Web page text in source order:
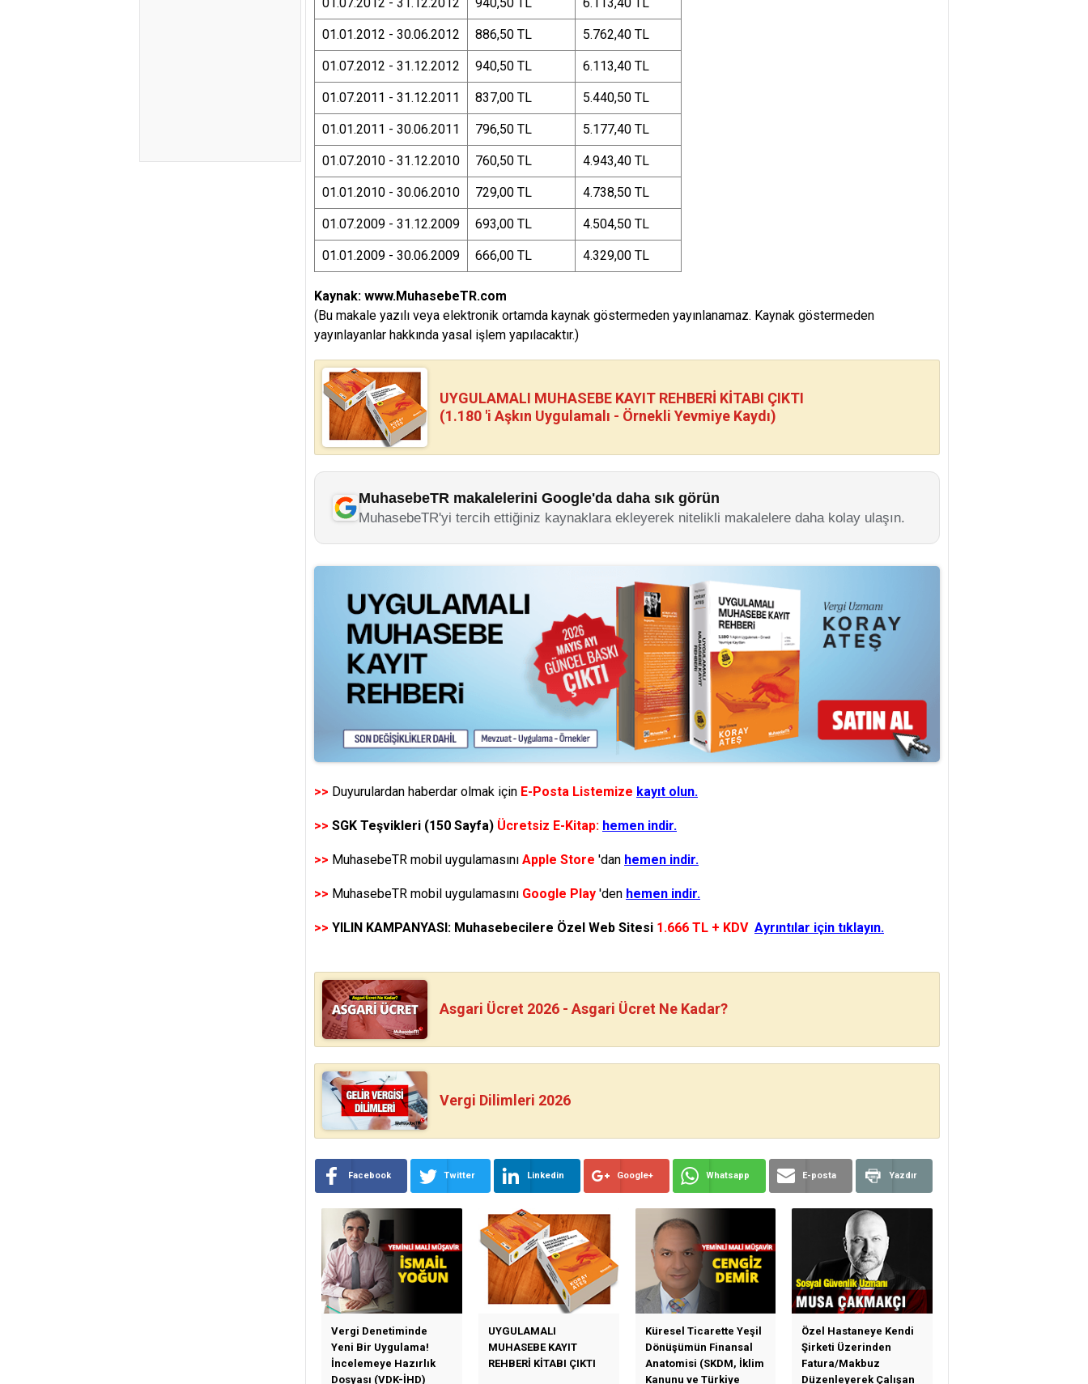
01.01.2012 - 30.06.2012 886,50 TL 5.762,40 TL
01.07.2012 - 31.12.2012 940,50 TL 6.113,40 TL
01.07.2011 - 31.12.2011 837,00 TL 5.440,50 TL
01.01.2011 - 30.06.2011 796,50 TL 5.177,40 TL
01.07.2010 - 31.12.2010 760,50 TL 4.943,40 TL
01.01.2010 - 30.06.2010 729,00 TL 4.738,50 TL
01.07.2009 - 31.12.2009 693,00 TL 4.504,50 TL
01.01.2009 - 30.06.2009 666,00 TL 4.329,00 TL
Kaynak: www.MuhasebeTR.com
(Bu makale yazılı veya elektronik ortamda kaynak göstermeden yayınlanamaz. Kaynak göstermeden
yayınlayanlar hakkında yasal işlem yapılacaktır.)
UYGULAMALI MUHASEBE KAYIT REHBERİ KİTABI ÇIKTI
(1.180 'i Aşkın Uygulamalı - Örnekli Yevmiye Kaydı)
MuhasebeTR makalelerini Google'da daha sık görün
MuhasebeTR'yi tercih ettiğiniz kaynaklara ekleyerek nitelikli makalelere daha kolay ulaşın.
>> Duyurulardan haberdar olmak için E-Posta Listemize kayıt olun.
>> SGK Teşvikleri (150 Sayfa) Ücretsiz E-Kitap: hemen indir.
>> MuhasebeTR mobil uygulamasını Apple Store 'dan hemen indir.
>> MuhasebeTR mobil uygulamasını Google Play 'den hemen indir.
>> YILIN KAMPANYASI: Muhasebecilere Özel Web Sitesi 1.666 TL + KDV Ayrıntılar için tıklayın.
Asgari Ücret 2026 - Asgari Ücret Ne Kadar?
Vergi Dilimleri 2026
Facebook Twitter Linkedin Google+ Whatsapp E-posta Yazdır
Vergi Denetiminde
Yeni Bir Uygulama!
İncelemeye Hazırlık
Dosyası (VDK-İHD)
UYGULAMALI
MUHASEBE KAYIT
REHBERİ KİTABI ÇIKTI
Küresel Ticarette Yeşil
Dönüşümün Finansal
Anatomisi (SKDM, İklim
Kanunu ve Türkiye
Özel Hastaneye Kendi
Şirketi Üzerinden
Fatura/Makbuz
Düzenleyerek Çalışan